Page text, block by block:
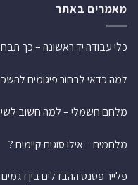
מאמרים באתר
כלי עבודה יד ראשונה – כך
למה כדאי לבחור פיגומים
מלחם חשמלי – למה חשוב
מלחמים – אילו סוגים קיימים ?
פלייר פטנט ההבדלים בין